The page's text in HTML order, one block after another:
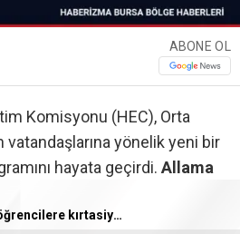
ABONE OL
Komisyonu (HEC), Orta
yönelik yeni bir
hayata geçirdi. Allama
öğrenciyeeğitim imkanı
Büyükşehir’den öğrencilere kırtasiye desteği